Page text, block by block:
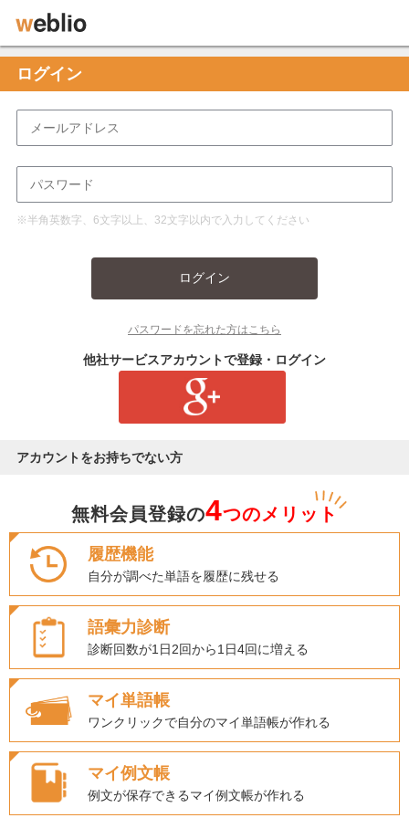
ログイン
※半角英数字、6文字以上、32文字以内で入力してください
ログイン
パスワードを忘れた方はこちら
他社サービスアカウントで登録・ログイン
アカウントをお持ちでない方
無料会員登録の4つのメリット
履歴機能
自分が調べた単語を履歴に残せる
語彙力診断
診断回数が1日2回から1日4回に増える
マイ単語帳
ワンクリックで自分のマイ単語帳が作れる
マイ例文帳
例文が保存できるマイ例文帳が作れる